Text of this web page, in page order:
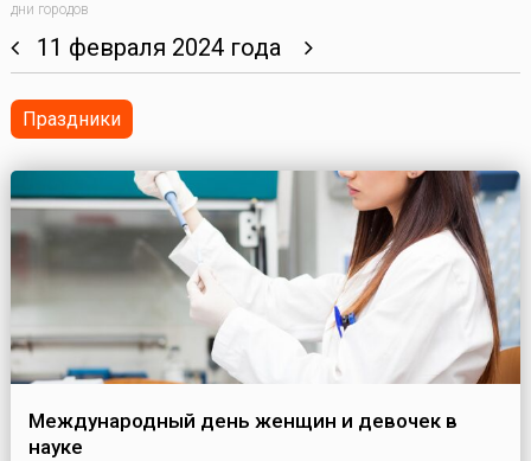
дни городов
11 февраля 2024 года
Праздники
Международный день женщин и девочек в
науке